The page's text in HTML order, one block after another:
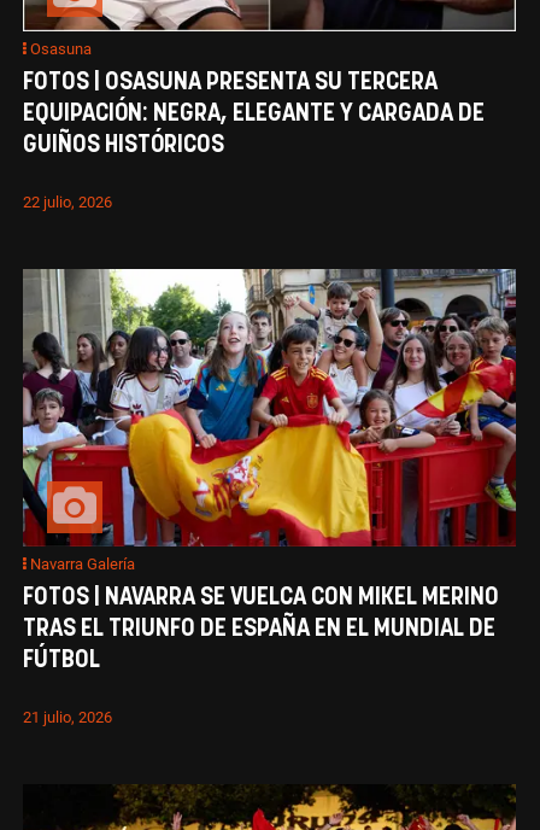
Osasuna
FOTOS | OSASUNA PRESENTA SU TERCERA
EQUIPACIÓN: NEGRA, ELEGANTE Y CARGADA DE
GUIÑOS HISTÓRICOS
22 julio, 2026
Navarra Galería
FOTOS | NAVARRA SE VUELCA CON MIKEL MERINO
TRAS EL TRIUNFO DE ESPAÑA EN EL MUNDIAL DE
FÚTBOL
21 julio, 2026